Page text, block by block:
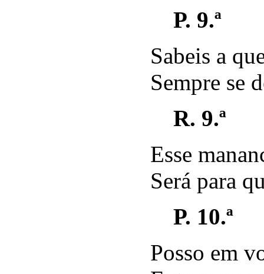
P. 9.ª
Sabeis a
Sempre se
R. 9.ª
Esse
Será para
P. 10.ª
Posso em